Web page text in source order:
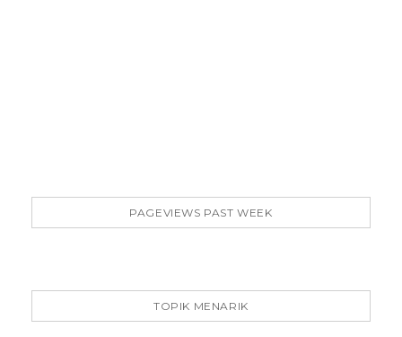
PAGEVIEWS PAST WEEK
TOPIK MENARIK